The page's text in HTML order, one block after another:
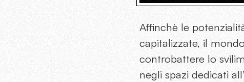
Affinchè le
capitalizzate, il
controbattere lo
negli spazi dedicati